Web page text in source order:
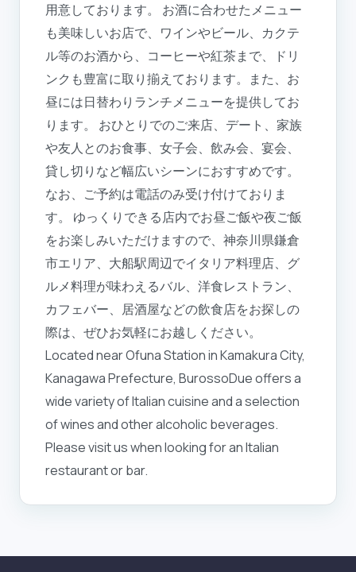
用意しております。 お酒に合わせたメニュー
も美味しいお店で、ワインやビール、カクテ
ル等のお酒から、コーヒーや紅茶まで、ドリ
ンクも豊富に取り揃えております。また、お
昼には日替わりランチメニューを提供してお
ります。 おひとりでのご来店、デート、家族
や友人とのお食事、女子会、飲み会、宴会、
貸し切りなど幅広いシーンにおすすめです。
なお、ご予約は電話のみ受け付けておりま
す。 ゆっくりできる店内でお昼ご飯や夜ご飯
をお楽しみいただけますので、神奈川県鎌倉
市エリア、大船駅周辺でイタリア料理店、グ
ルメ料理が味わえるバル、洋食レストラン、
カフェバー、居酒屋などの飲食店をお探しの
際は、ぜひお気軽にお越しください。
Located near Ofuna Station in Kamakura City,
Kanagawa Prefecture, BurossoDue offers a
wide variety of Italian cuisine and a selection
of wines and other alcoholic beverages.
Please visit us when looking for an Italian
restaurant or bar.